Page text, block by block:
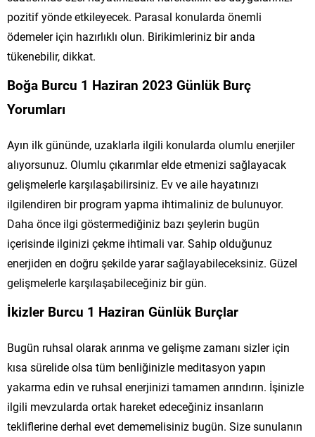
pozitif yönde etkileyecek. Parasal konularda önemli
ödemeler için hazırlıklı olun. Birikimleriniz bir anda
tükenebilir, dikkat.
Boğa Burcu 1 Haziran 2023 Günlük Burç
Yorumları
Ayın ilk gününde, uzaklarla ilgili konularda olumlu enerjiler
alıyorsunuz. Olumlu çıkarımlar elde etmenizi sağlayacak
gelişmelerle karşılaşabilirsiniz. Ev ve aile hayatınızı
ilgilendiren bir program yapma ihtimaliniz de bulunuyor.
Daha önce ilgi göstermediğiniz bazı şeylerin bugün
içerisinde ilginizi çekme ihtimali var. Sahip olduğunuz
enerjiden en doğru şekilde yarar sağlayabileceksiniz. Güzel
gelişmelerle karşılaşabileceğiniz bir gün.
İkizler Burcu 1 Haziran Günlük Burçlar
Bugün ruhsal olarak arınma ve gelişme zamanı sizler için
kısa sürelide olsa tüm benliğinizle meditasyon yapın
yakarma edin ve ruhsal enerjinizi tamamen arındırın. İşinizle
ilgili mevzularda ortak hareket edeceğiniz insanların
tekliflerine derhal evet dememelisiniz bugün. Size sunulanın